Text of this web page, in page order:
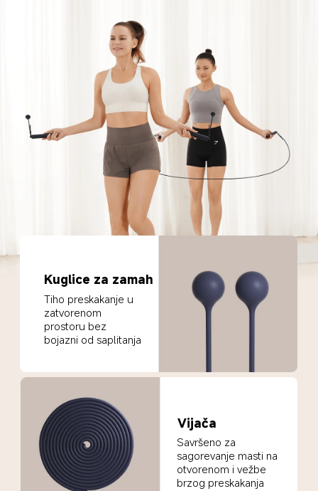
Tiho preskakanje u
zatvorenom
prostoru bez
bojazni od saplitanja
Kuglice za zamah
Vijača
Savršeno za
sagorevanje masti na
otvorenom i vežbe
brzog preskakanja